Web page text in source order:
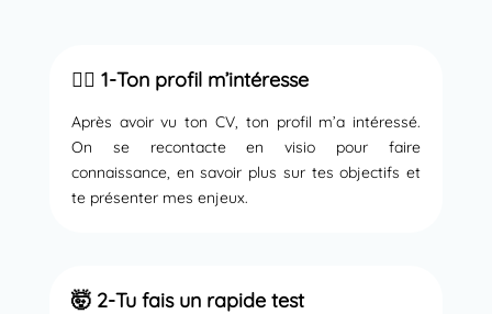
🙋‍♂️ 1-Ton profil m’intéresse
Après avoir vu ton CV, ton profil m’a intéressé.
On se recontacte en visio pour faire
connaissance, en savoir plus sur tes objectifs et
te présenter mes enjeux.
🤯 2-Tu fais un rapide test